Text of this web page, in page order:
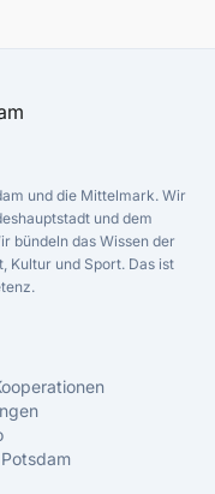
und die Mittelmark. Wir
und dem
bündeln das Wissen der
Kultur und Sport. Das ist